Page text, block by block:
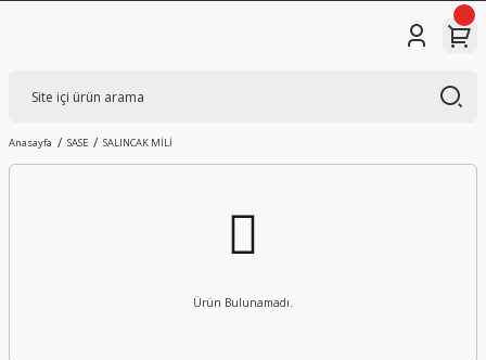
Anasayfa SASE SALINCAK MİLİ
Ürün Bulunamadı.